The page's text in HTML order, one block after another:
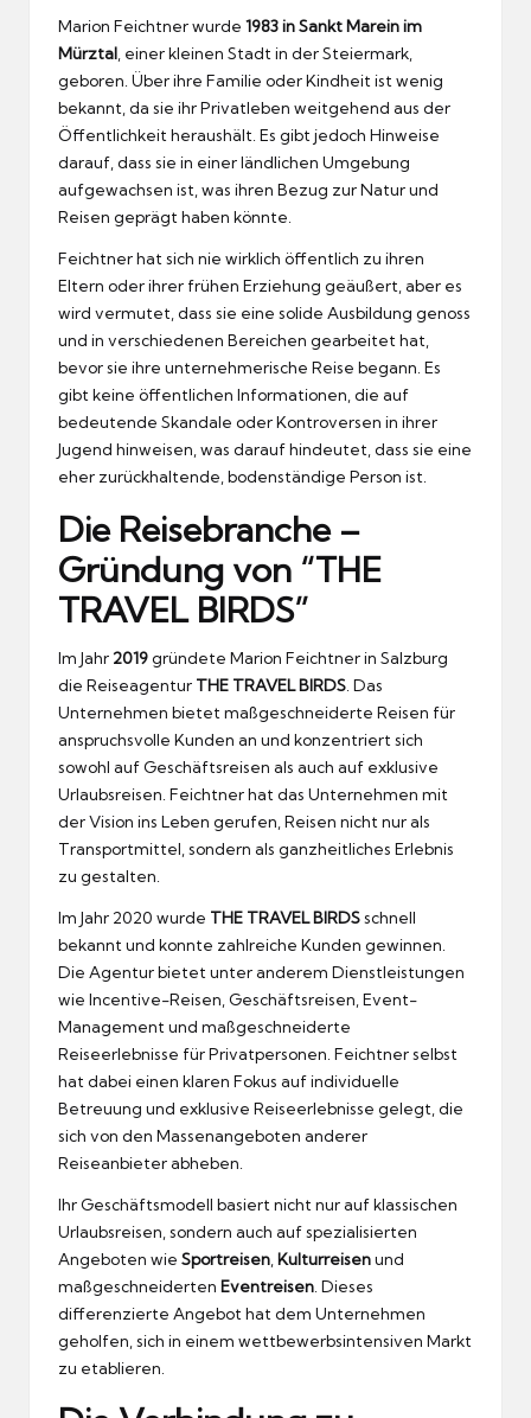
Marion Feichtner wurde 1983 in Sankt Marein im
Mürztal , einer kleinen Stadt in der Steiermark,
geboren. Über ihre Familie oder Kindheit ist wenig
bekannt, da sie ihr Privatleben weitgehend aus der
Öffentlichkeit heraushält. Es gibt jedoch Hinweise
darauf, dass sie in einer ländlichen Umgebung
aufgewachsen ist, was ihren Bezug zur Natur und
Reisen geprägt haben könnte.
Feichtner hat sich nie wirklich öffentlich zu ihren
Eltern oder ihrer frühen Erziehung geäußert, aber es
wird vermutet, dass sie eine solide Ausbildung genoss
und in verschiedenen Bereichen gearbeitet hat,
bevor sie ihre unternehmerische Reise begann. Es
gibt keine öffentlichen Informationen, die auf
bedeutende Skandale oder Kontroversen in ihrer
Jugend hinweisen, was darauf hindeutet, dass sie eine
eher zurückhaltende, bodenständige Person ist.
Die Reisebranche –
Gründung von “THE
TRAVEL BIRDS”
Im Jahr2019gründete Marion Feichtner in Salzburg
die Reiseagentur THE TRAVEL BIRDS . Das
Unternehmen bietet maßgeschneiderte Reisen für
anspruchsvolle Kunden an und konzentriert sich
sowohl auf Geschäftsreisen als auch auf exklusive
Urlaubsreisen. Feichtner hat das Unternehmen mit
der Vision ins Leben gerufen, Reisen nicht nur als
Transportmittel, sondern als ganzheitliches Erlebnis
zu gestalten.
Im Jahr 2020 wurde THE TRAVEL BIRDSschnell
bekannt und konnte zahlreiche Kunden gewinnen.
Die Agentur bietet unter anderem Dienstleistungen
wie Incentive-Reisen, Geschäftsreisen, Event-
Management und maßgeschneiderte
Reiseerlebnisse für Privatpersonen. Feichtner selbst
hat dabei einen klaren Fokus auf individuelle
Betreuung und exklusive Reiseerlebnisse gelegt, die
sich von den Massenangeboten anderer
Reiseanbieter abheben.
Ihr Geschäftsmodell basiert nicht nur auf klassischen
Urlaubsreisen, sondern auch auf spezialisierten
Angeboten wie Sportreisen Kulturreisenund
maßgeschneiderten Eventreisen . Dieses
differenzierte Angebot hat dem Unternehmen
geholfen, sich in einem wettbewerbsintensiven Markt
zu etablieren.